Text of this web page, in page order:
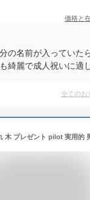
価格と
の名前が入っていた
綺麗で成人祝いに適
全てのお